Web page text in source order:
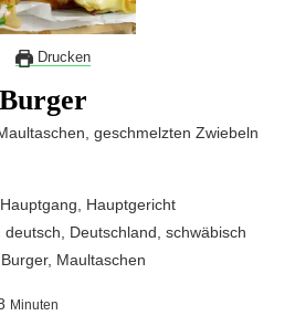
Drucken
Hauptgericht
deutsch, Deutschland, schwäbisch
Maultaschen
Minuten